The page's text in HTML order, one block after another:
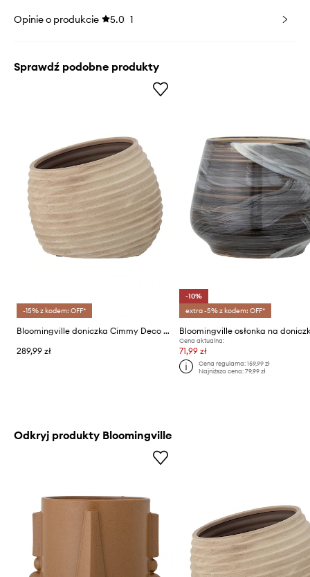
Opinie o produkcie 5.0 1
Sprawdź podobne produkty
-15% z kodem: OFF*
Bloomingville doniczka Cimmy Deco 22 x 23 x 19 cm
289,99 zł
-10%
extra -5% z kodem: OFF*
Cena aktualna:
71,99 zł
Cena regularna: 159,99 zł
Najniższa cena: 79,99 zł
Odkryj produkty Bloomingville